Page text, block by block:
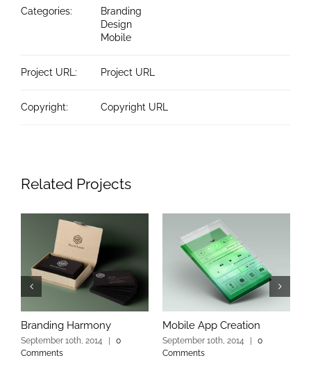
Categories:
Branding
Design
Mobile
Project URL: Project URL
Copyright: Copyright URL
Related Projects
Branding Harmony
September 10th, 2014
0
Comments
Mobile App Creation
September 10th, 2014
0
Comments